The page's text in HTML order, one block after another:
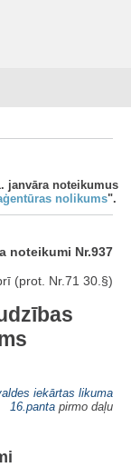
janvāra noteikumus
nolikums".
noteikumi Nr.937
(prot. Nr.71 30.§)
iekārtas likuma
16.panta pirmo daļu